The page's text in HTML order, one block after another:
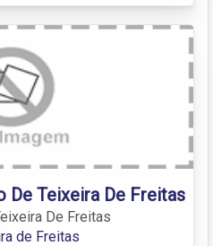
De Teixeira De Freitas
De Freitas
de Freitas